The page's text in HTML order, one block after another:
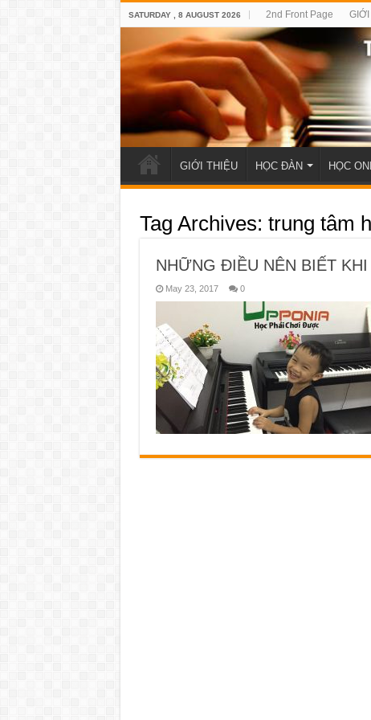
SATURDAY , 8 AUGUST 2026 2nd Front Page
GIỚI THIỆU HỌC ĐÀN HỌC
Tag Archives: trung tâm
NHỮNG ĐIỀU NÊN BIẾT
May 23, 2017 0